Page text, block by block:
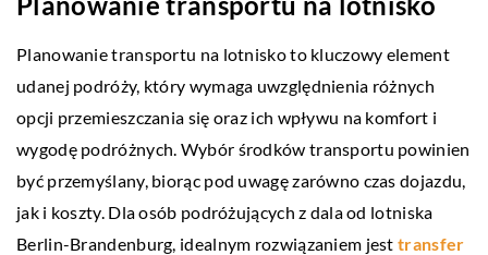
Planowanie transportu na lotnisko to kluczowy element
udanej podróży, który wymaga uwzględnienia różnych
opcji przemieszczania się oraz ich wpływu na komfort i
wygodę podróżnych. Wybór środków transportu powinien
być przemyślany, biorąc pod uwagę zarówno czas dojazdu,
jak i koszty. Dla osób podróżujących z dala od lotniska
Berlin-Brandenburg, idealnym rozwiązaniem jesttransfer